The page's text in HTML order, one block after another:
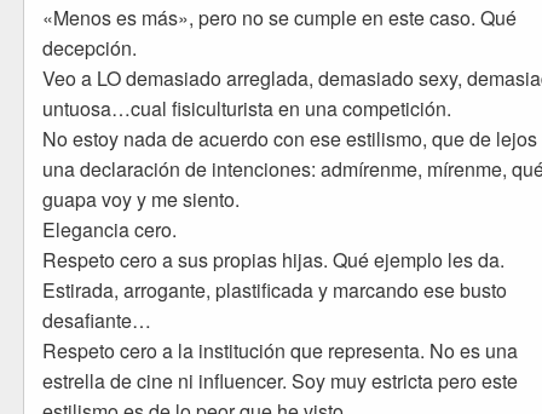
«Menos es más», pero no se cumple en este caso. Qué
decepción.
Veo a LO demasiado arreglada, demasiado sexy,
untuosa…cual fisiculturista en una competición.
No estoy nada de acuerdo con ese estilismo, que de
una declaración de intenciones: admírenme, mírenme,
guapa voy y me siento.
Elegancia cero.
Respeto cero a sus propias hijas. Qué ejemplo les da.
Estirada, arrogante, plastificada y marcando ese busto
desafiante…
Respeto cero a la institución que representa. No es una
estrella de cine ni influencer. Soy muy estricta pero este